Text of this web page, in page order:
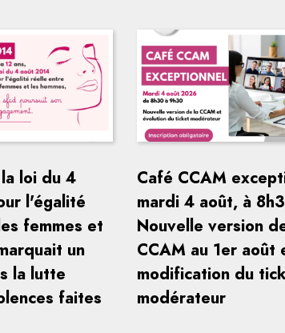
loi du 4
l'égalité
femmes et
un
la lutte
faites
Café CCAM
mardi 4 août, à
Nouvelle version
CCAM au 1er août
modification du
modérateur